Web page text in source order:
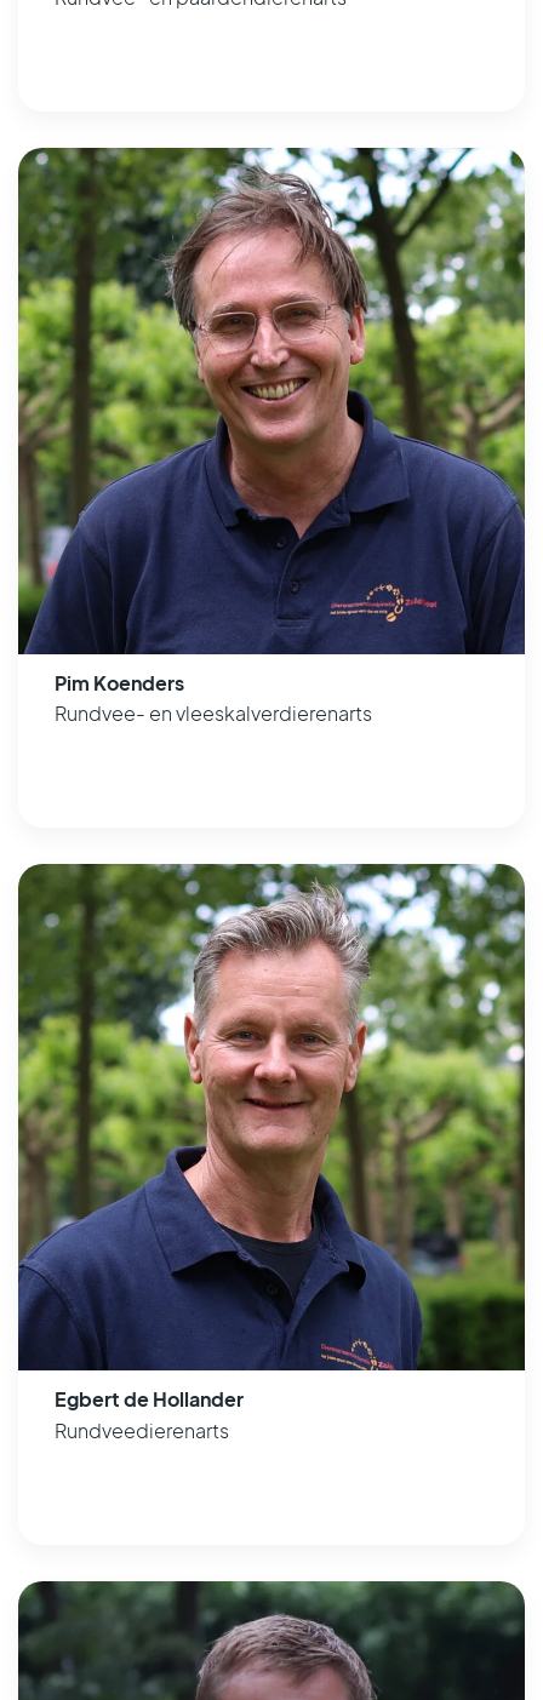
Pim Koenders
Rundvee- en vleeskalverdierenarts
Egbert de Hollander
Rundveedierenarts